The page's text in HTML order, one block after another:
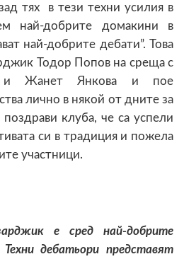
тях в тези техни усилия в
най-добрите домакини в
най-добрите дебати”. Това
Тодор Попов на среща с
и Жанет Янкова и пое
лично в някой от дните за
клуба, че са успели
си в традиция и пожела
участници.
е сред най-добрите
дебатьори представят